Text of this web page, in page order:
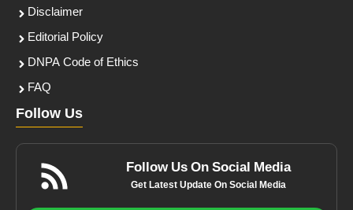
Disclaimer
Editorial Policy
DNPA Code of Ethics
FAQ
Follow Us
Follow Us On Social Media
Get Latest Update On Social Media